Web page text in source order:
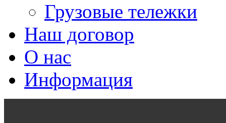
Грузовые тележки
Наш договор
О нас
Информация